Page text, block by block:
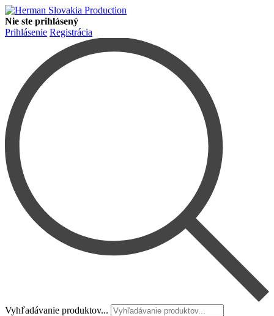
Nie ste prihlásený
Prihlásenie Registrácia
Vyhľadávanie produktov...